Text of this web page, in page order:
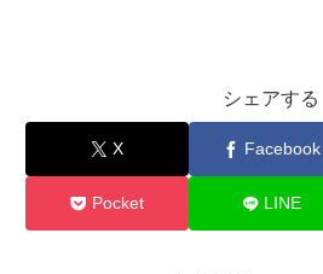
シェアする
X Facebook
Pocket LINE